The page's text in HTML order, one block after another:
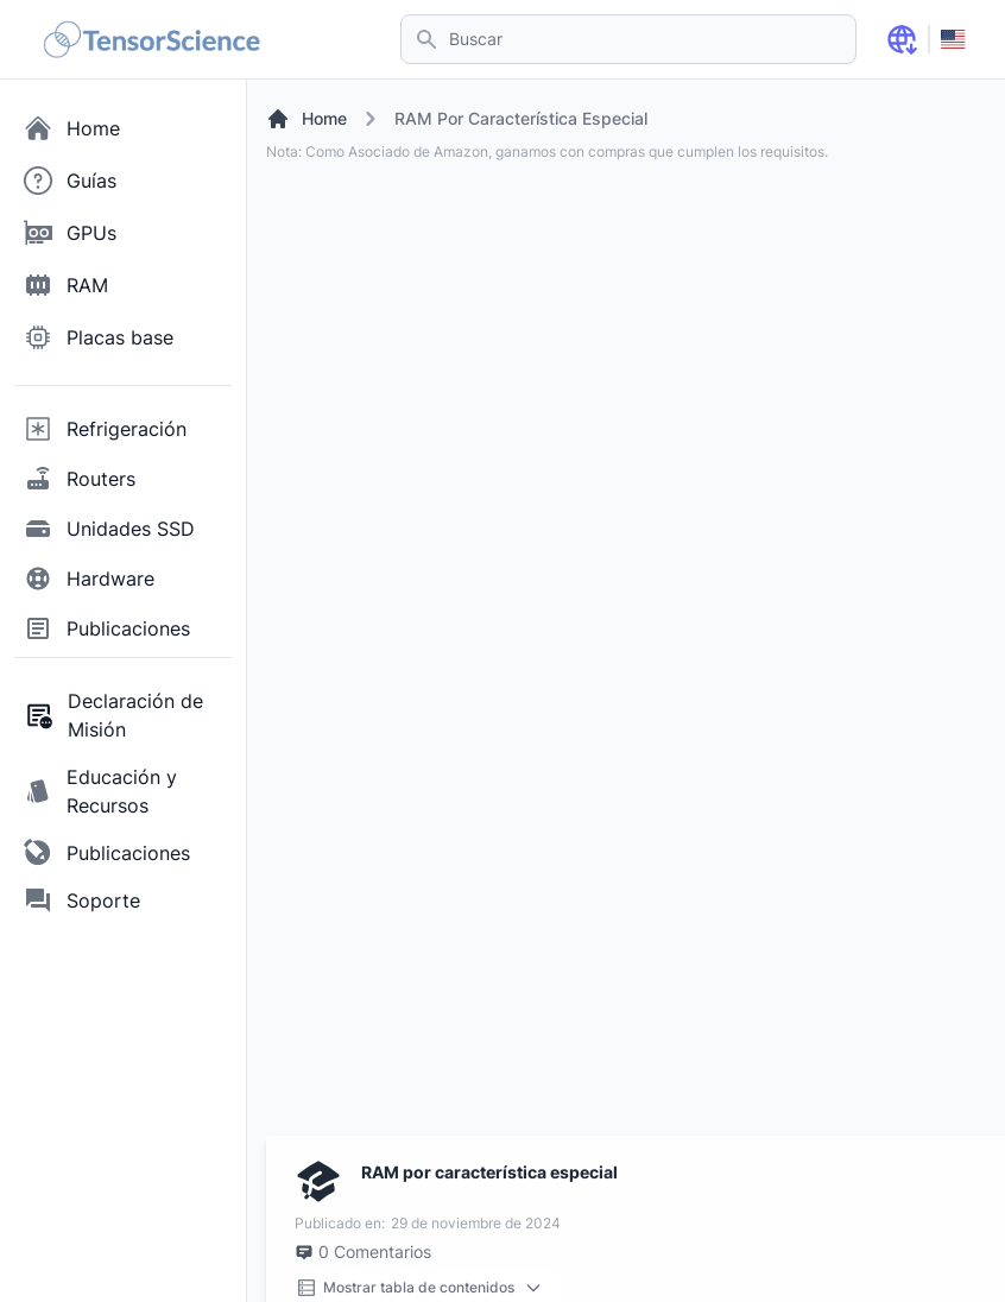
Buscar
Home
Guías
GPUs
RAM
Placas base
Refrigeración
Routers
Unidades SSD
Hardware
Publicaciones
Declaración de
Misión
Educación y
Recursos
Publicaciones
Soporte
Home RAM Por Característica Especial
Nota: Como Asociado de Amazon, ganamos con compras que cumplen los requisitos.
RAM por característica especial
Publicado en: 29 de noviembre de 2024
0 Comentarios
Mostrar tabla de contenidos